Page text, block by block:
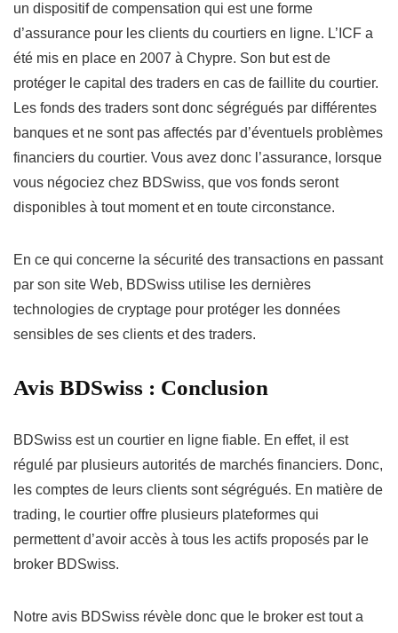
un dispositif de compensation qui est une forme
d’assurance pour les clients du courtiers en ligne. L’ICF a
été mis en place en 2007 à Chypre. Son but est de
protéger le capital des traders en cas de faillite du courtier.
Les fonds des traders sont donc ségrégués par différentes
banques et ne sont pas affectés par d’éventuels problèmes
financiers du courtier. Vous avez donc l’assurance, lorsque
vous négociez chez BDSwiss, que vos fonds seront
disponibles à tout moment et en toute circonstance.
En ce qui concerne la sécurité des transactions en passant
par son site Web, BDSwiss utilise les dernières
technologies de cryptage pour protéger les données
sensibles de ses clients et des traders.
Avis BDSwiss : Conclusion
BDSwiss est un courtier en ligne fiable. En effet, il est
régulé par plusieurs autorités de marchés financiers. Donc,
les comptes de leurs clients sont ségrégués. En matière de
trading, le courtier offre plusieurs plateformes qui
permettent d’avoir accès à tous les actifs proposés par le
broker BDSwiss.
Notre avis BDSwiss révèle donc que le broker est tout a